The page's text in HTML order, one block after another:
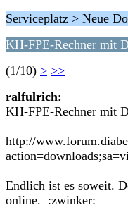
Serviceplatz > Neue
KH-FPE-Rechner mit
(1/10) > >>
ralfulrich:
KH-FPE-Rechner mit
http://
Endlich ist es soweit.
online. :zwinker: